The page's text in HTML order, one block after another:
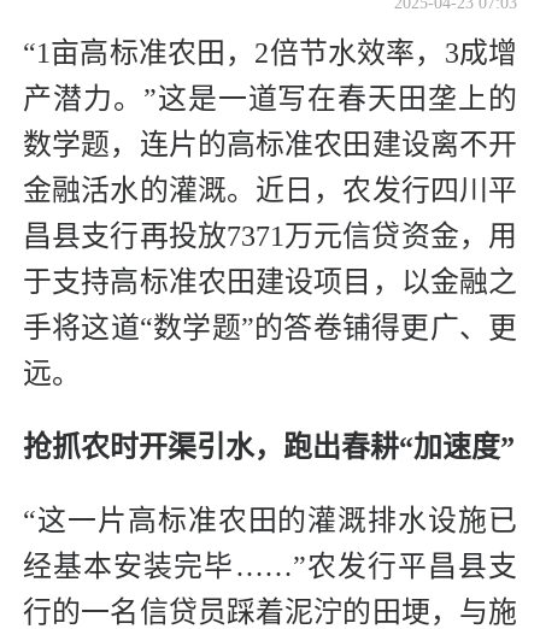
“1亩高标准农田，2倍节水效率，3成增
产潜力。”这是一道写在春天田垄上的
数学题，连片的高标准农田建设离不开
金融活水的灌溉。近日，农发行四川平
昌县支行再投放7371万元信贷资金，用
于支持高标准农田建设项目，以金融之
手将这道“数学题”的答卷铺得更广、更
远。
抢抓农时开渠引水，跑出春耕“加速度”
“这一片高标准农田的灌溉排水设施已
经基本安装完毕……”农发行平昌县支
行的一名信贷员踩着泥泞的田埂，与施